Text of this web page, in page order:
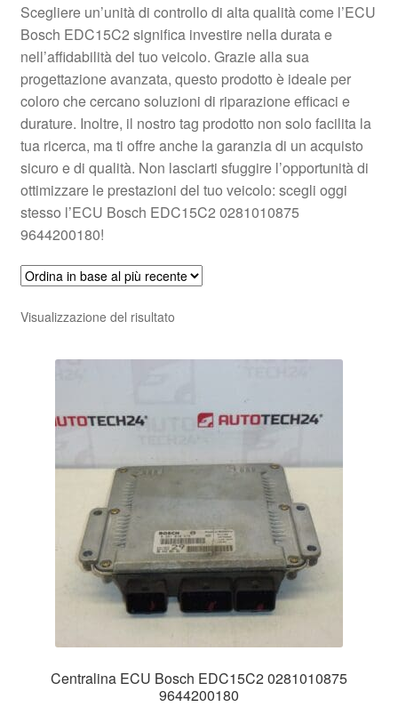
Rimostranza
Spedizione in tutto il mondo
Termini e condizioni
Scegliere un’unità di controllo di alta qualità come l’ECU
Bosch EDC15C2 significa investire nella durata e
nell’affidabilità del tuo veicolo. Grazie alla sua
progettazione avanzata, questo prodotto è ideale per
coloro che cercano soluzioni di riparazione efficaci e
durature. Inoltre, il nostro tag prodotto non solo facilita la
tua ricerca, ma ti offre anche la garanzia di un acquisto
sicuro e di qualità. Non lasciarti sfuggire l’opportunità di
ottimizzare le prestazioni del tuo veicolo: scegli oggi
stesso l’ECU Bosch EDC15C2 0281010875
9644200180!
Visualizzazione del risultato
Centralina ECU Bosch EDC15C2 0281010875
9644200180